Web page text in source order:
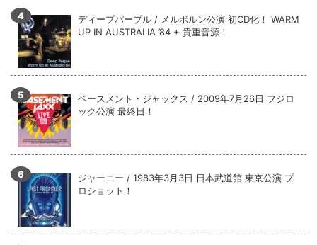
ディープパープル / メルボルン公演 初CD化！ WARM
UP IN AUSTRALIA ’84 + 貴重音源！
ベースメント・ジャックス / 2009年7月26日 フジロ
ック公演 最終日！
ジャーニー / 1983年3月3日 日本武道館 東京公演 プ
ロショット！